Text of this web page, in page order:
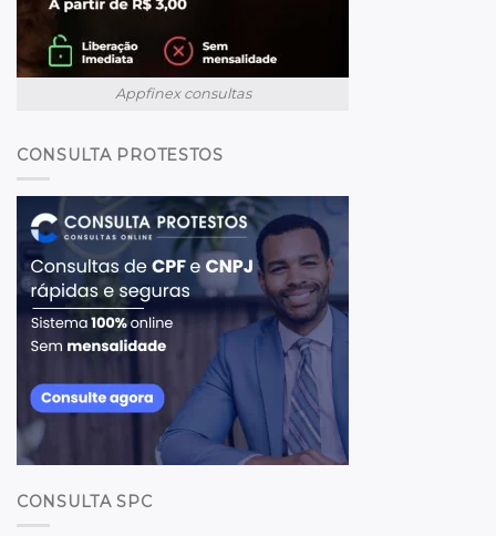
Appfinex consultas
CONSULTA PROTESTOS
CONSULTA SPC